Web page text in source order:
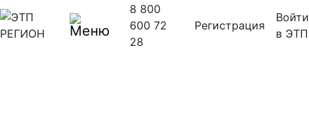
8 800
600 72
28
Регистрация
Войти
в ЭТП